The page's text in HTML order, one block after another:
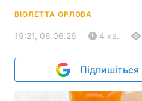
ВІОЛЕТТА ОРЛОВА
19:21, 06.06.26 4 хв.